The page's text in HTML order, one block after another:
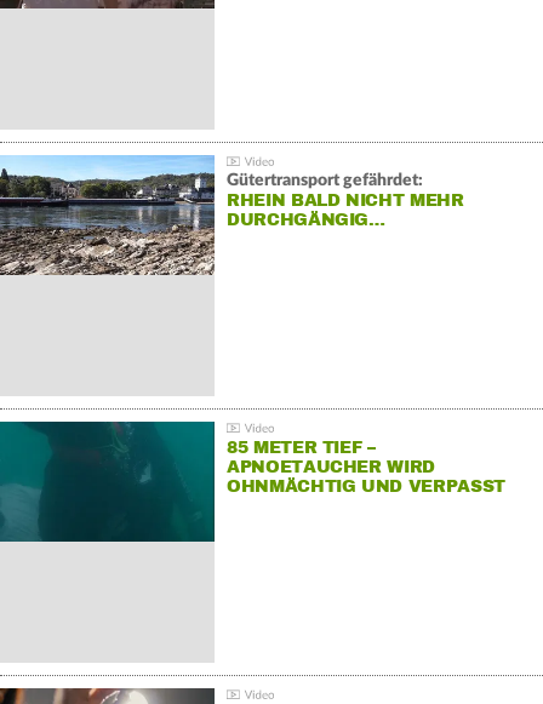
Gütertransport gefährdet:
RHEIN BALD NICHT MEHR
DURCHGÄNGIG…
85 METER TIEF –
APNOETAUCHER WIRD
OHNMÄCHTIG UND VERPASST